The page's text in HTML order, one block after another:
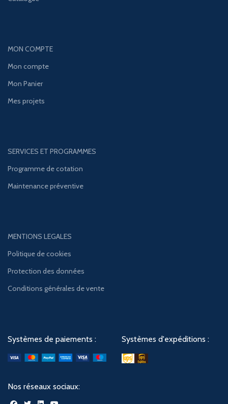
MON COMPTE
Mon compte
Mon Panier
Mes projets
SERVICES ET PROGRAMMES
Programme de cotation
Maintenance préventive
MENTIONS LEGALES
Politique de cookies
Protection des données
Conditions générales de vente
Systèmes de paiements : Systèmes d'expéditions :
Nos réseaux sociaux: